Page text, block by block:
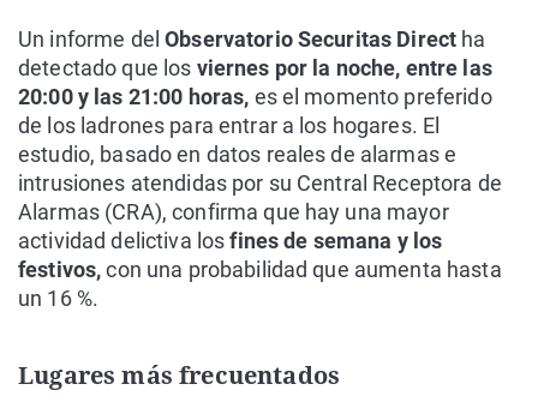
Un informe del Observatorio Securitas Direct ha
detectado que los viernes por la noche, entre las
20:00 y las 21:00 horas, es el momento preferido
de los ladrones para entrar a los hogares. El
estudio, basado en datos reales de alarmas e
intrusiones atendidas por su Central Receptora de
Alarmas (CRA), confirma que hay una mayor
actividad delictiva losfines de semana y los
festivos,con una probabilidad que aumenta hasta
un 16 %.
Lugares más frecuentados